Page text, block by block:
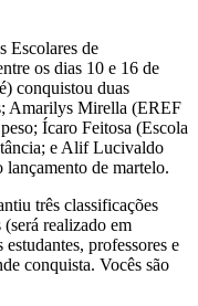
Escolares de
os dias 10 e 16 de
conquistou duas
Amarilys Mirella (EREF
Ícaro Feitosa (Escola
e Alif Lucivaldo
de martelo.
três classificações
(será realizado em
professores e
conquista. Vocês são